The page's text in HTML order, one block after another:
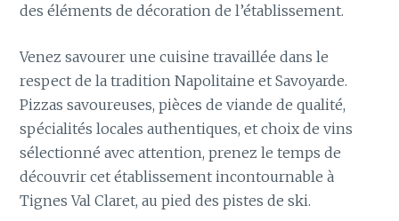
des éléments de décoration de l’établissement.
Venez savourer une cuisine travaillée dans le
respect de la tradition Napolitaine et Savoyarde.
Pizzas savoureuses, pièces de viande de qualité,
spécialités locales authentiques, et choix de vins
sélectionné avec attention, prenez le temps de
découvrir cet établissement incontournable à
Tignes Val Claret, au pied des pistes de ski.